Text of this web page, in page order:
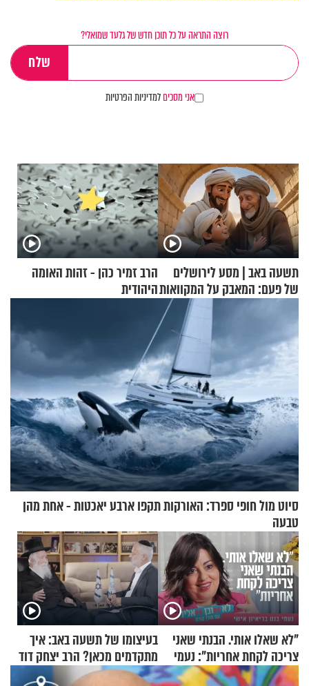
רוצה התראה על כל תוכן חדש של גלעד שמואלי?
אני מסכיםלמדיניות הפרטיות
תשעה באב | מסע לירושלים
של פעם: המאבק על המקוואות
הרב זמיר כהן - זהות האומה
היהודית
סיוט מול חופי ספרד: האורקות תקפו ארבע יאכטות - אחת מהן
טבעה
"לא שאלו אותי. הבנתי שאני
צריכה לקחת אחריות": נעמי
בנט בריאיון אישי
בעיצומו של תשעה באב: איך
מתקדמים מכאן? הרב יצחק דוד
גרוסמן בשיחה מיוחדת